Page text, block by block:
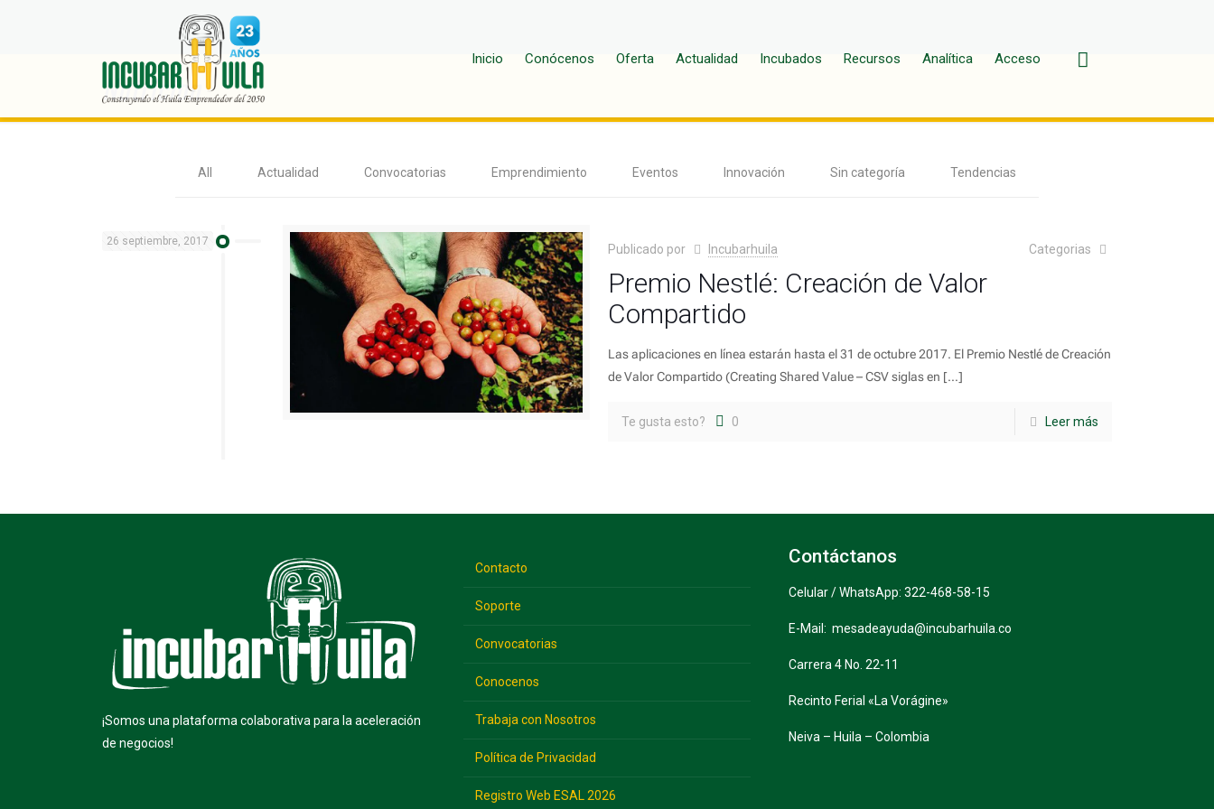
Inicio Conócenos Oferta Actualidad Incubados Recursos Analítica Acceso
Nutricion
All Actualidad Convocatorias Emprendimiento Eventos Innovación Sin categoría Tendencias
26 septiembre, 2017
Publicado por Incubarhuila Categorias
Premio Nestlé: Creación de Valor
Compartido
Las aplicaciones en línea estarán hasta el 31 de octubre 2017. El Premio Nestlé de Creación
de Valor Compartido (Creating Shared Value – CSV siglas en […]
Te gusta esto? 0 Leer más
¡Somos una plataforma colaborativa para la aceleración
de negocios!
Contacto
Soporte
Convocatorias
Conocenos
Trabaja con Nosotros
Política de Privacidad
Registro Web ESAL 2026
Contáctanos
Celular / WhatsApp: 322-468-58-15
E-Mail: mesadeayuda@incubarhuila.co
Carrera 4 No. 22-11
Recinto Ferial «La Vorágine»
Neiva – Huila – Colombia